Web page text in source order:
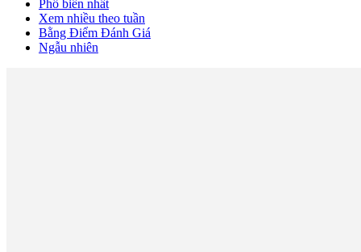
Phổ biến nhất
Xem nhiều theo tuần
Bằng Điểm Đánh Giá
Ngẫu nhiên